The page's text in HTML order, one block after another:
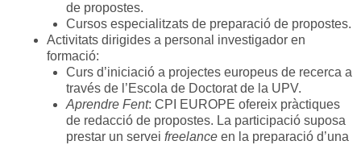
de propostes.
Cursos especialitzats de preparació de propostes.
Activitats dirigides a personal investigador en
formació:
Curs d’iniciació a projectes europeus de recerca a
través de l’Escola de Doctorat de la UPV.
Aprendre Fent: CPI EUROPE ofereix pràctiques
de redacció de propostes. La participació suposa
prestar un servei freelance en la preparació d’una